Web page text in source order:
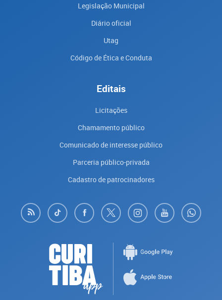
Legislação Municipal
Diário oficial
Utag
Código de Ética e Conduta
Editais
Licitações
Chamamento público
Comunicado de interesse público
Parceria público-privada
Cadastro de patrocinadores